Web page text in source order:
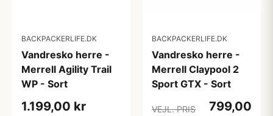
BACKPACKERLIFE.DK
Vandresko herre -
Merrell Agility Trail
WP - Sort
1.199,00 kr
BACKPACKERLIFE.DK
Vandresko herre -
Merrell Claypool 2
Sport GTX - Sort
VEJL. PRIS
799,00